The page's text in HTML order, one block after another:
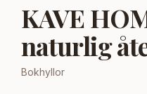
KAVE
naturlig
Bokhyllor